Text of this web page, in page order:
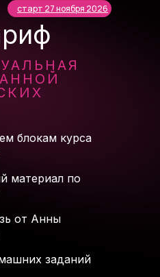
материал по
от Анны
заданий
старт 27 ноября 2026
блокам курса